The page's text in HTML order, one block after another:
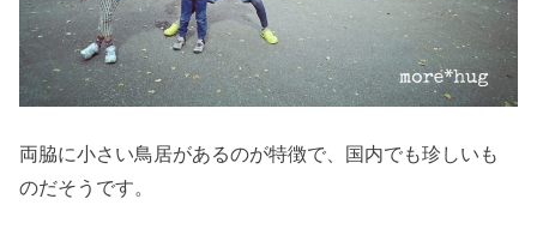
両脇に小さい鳥居があるのが特徴で、国内でも珍しいも
のだそうです。